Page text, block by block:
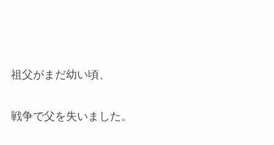
祖父がまだ幼い頃、
戦争で父を失いました。